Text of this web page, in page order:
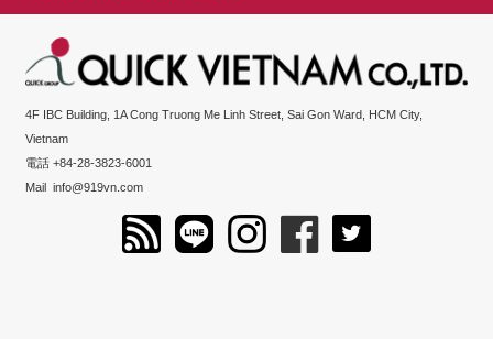
4F IBC Building, 1A Cong Truong Me Linh Street, Sai Gon Ward, HCM City,
Vietnam
電話 +84-28-3823-6001
Mailinfo@919vn.com